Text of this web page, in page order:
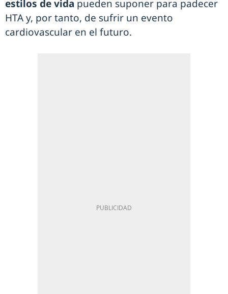
estilos de vida pueden suponer para padecer
HTA y, por tanto, de sufrir un evento
cardiovascular en el futuro.